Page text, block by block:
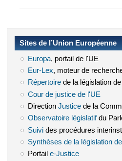
Sites de l’Union Européenne
Europa(le lien est externe)
, portail de l'UE
Eur-Lex (le lien est externe)
, moteur de
Répertoire(le lien est externe)
de la législation
Cour de justice de l'UE
Direction Justice(le lien est
de la
Observatoire législatif(le lien
du
Suivi(le lien est externe)
des procédures
Synthèses de la législation de
Portail e-Justice(le lien est